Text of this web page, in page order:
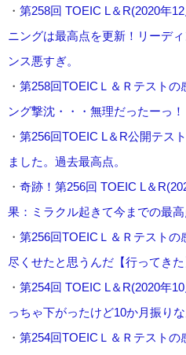
・ 第258回 TOEIC L＆R(2020年
ニングは最高点を更新！リーデ
ンス悪すぎ。
・ 第258回TOEICＬ＆Ｒテストの
ング撃沈・・・無理だったーっ！
・ 第256回TOEIC L＆R公開テス
ました。過去最高点。
・ 奇跡！第256回 TOEIC L＆
果：ミラクル起きて今までの最高
・ 第256回TOEICＬ＆Ｒテストの
尽くせたと思うんだ【行ってきた
・ 第254回 TOEIC L＆R(2020年
っちゃ下がったけど10か月振り
・ 第254回TOEICＬ＆Ｒテストの